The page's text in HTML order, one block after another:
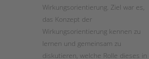
Wirkungsorientierung. Ziel war es,
das Konzept der
Wirkungsorientierung kennen zu
lernen und gemeinsam zu
diskutieren, welche Rolle dieses in